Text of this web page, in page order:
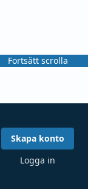
Fortsätt scrolla
Skapa konto
Logga in